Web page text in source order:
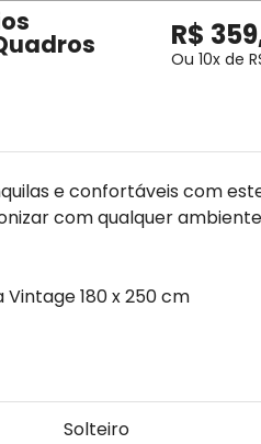
R$ 359
Ou10x de
e confortáveis com
com qualquer
180 x 250 cm
Solteiro